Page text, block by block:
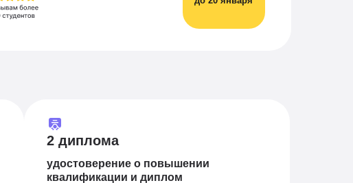
2 диплома
удостоверение о повышении
квалификации и диплом